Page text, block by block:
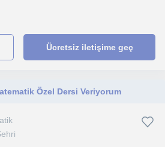
Ücretsiz iletişime geç
Özel Dersi Veriyorum